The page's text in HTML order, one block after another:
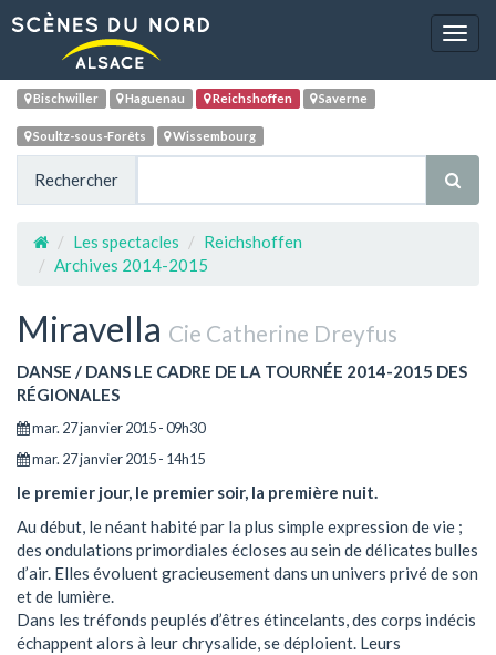
Bischwiller Haguenau Reichshoffen Saverne
Soultz-sous-Forêts Wissembourg
Rechercher
Les spectacles
Reichshoffen
Archives 2014-2015
Miravella Cie Catherine Dreyfus
DANSE / DANS LE CADRE DE LA TOURNÉE 2014-2015 DES
RÉGIONALES
mar. 27 janvier 2015 - 09h30
mar. 27 janvier 2015 - 14h15
le premier jour, le premier soir, la première nuit.
Au début, le néant habité par la plus simple expression de vie ;
des ondulations primordiales écloses au sein de délicates bulles
d’air. Elles évoluent gracieusement dans un univers privé de son
et de lumière.
Dans les tréfonds peuplés d’êtres étincelants, des corps indécis
échappent alors à leur chrysalide, se déploient. Leurs